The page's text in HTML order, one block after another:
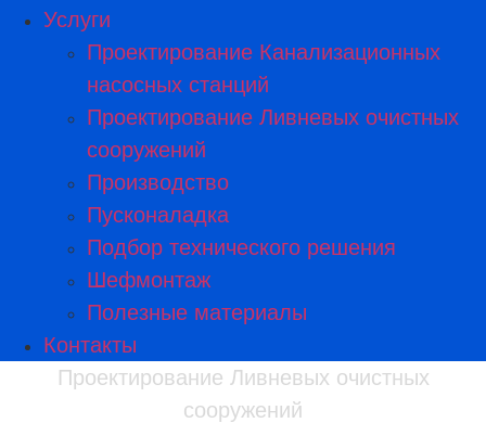
Услуги
Проектирование Канализационных
насосных станций
Проектирование Ливневых очистных
сооружений
Производство
Пусконаладка
Подбор технического решения
Шефмонтаж
Полезные материалы
Контакты
Проектирование Ливневых очистных
сооружений